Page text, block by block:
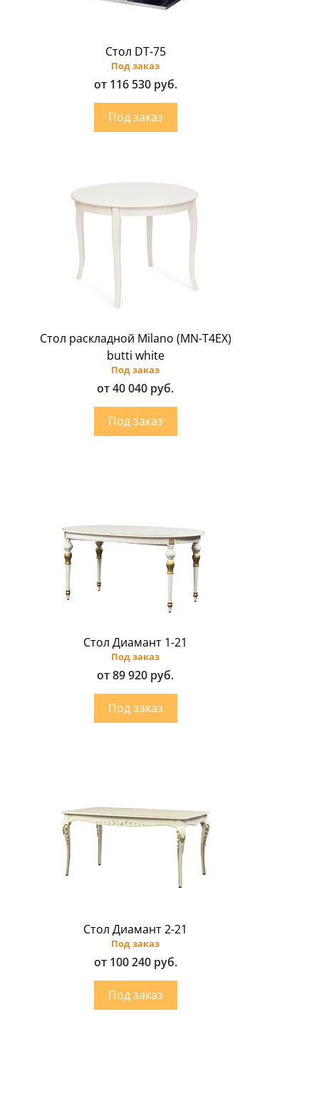
Стол DT-75
Под заказ
от 116 530 руб.
Стол раскладной Milano (MN-T4EX)
butti white
Под заказ
от 40 040 руб.
Стол Диамант 1-21
Под заказ
от 89 920 руб.
Стол Диамант 2-21
Под заказ
от 100 240 руб.